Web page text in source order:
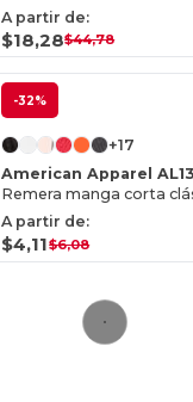
A partir de:
$18,28$44,78
-32%
+17
American Apparel
Remera manga corta
A partir de:
$4,11$6,08